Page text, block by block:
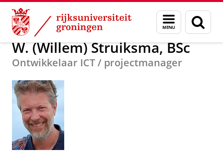
Skip
Content
Skip
Navigation
Menu
en
zoeken
Over ons W. (Willem) Struiksma, BSc
W. (Willem) Struiksma, BSc
Ontwikkelaar ICT / projectmanager